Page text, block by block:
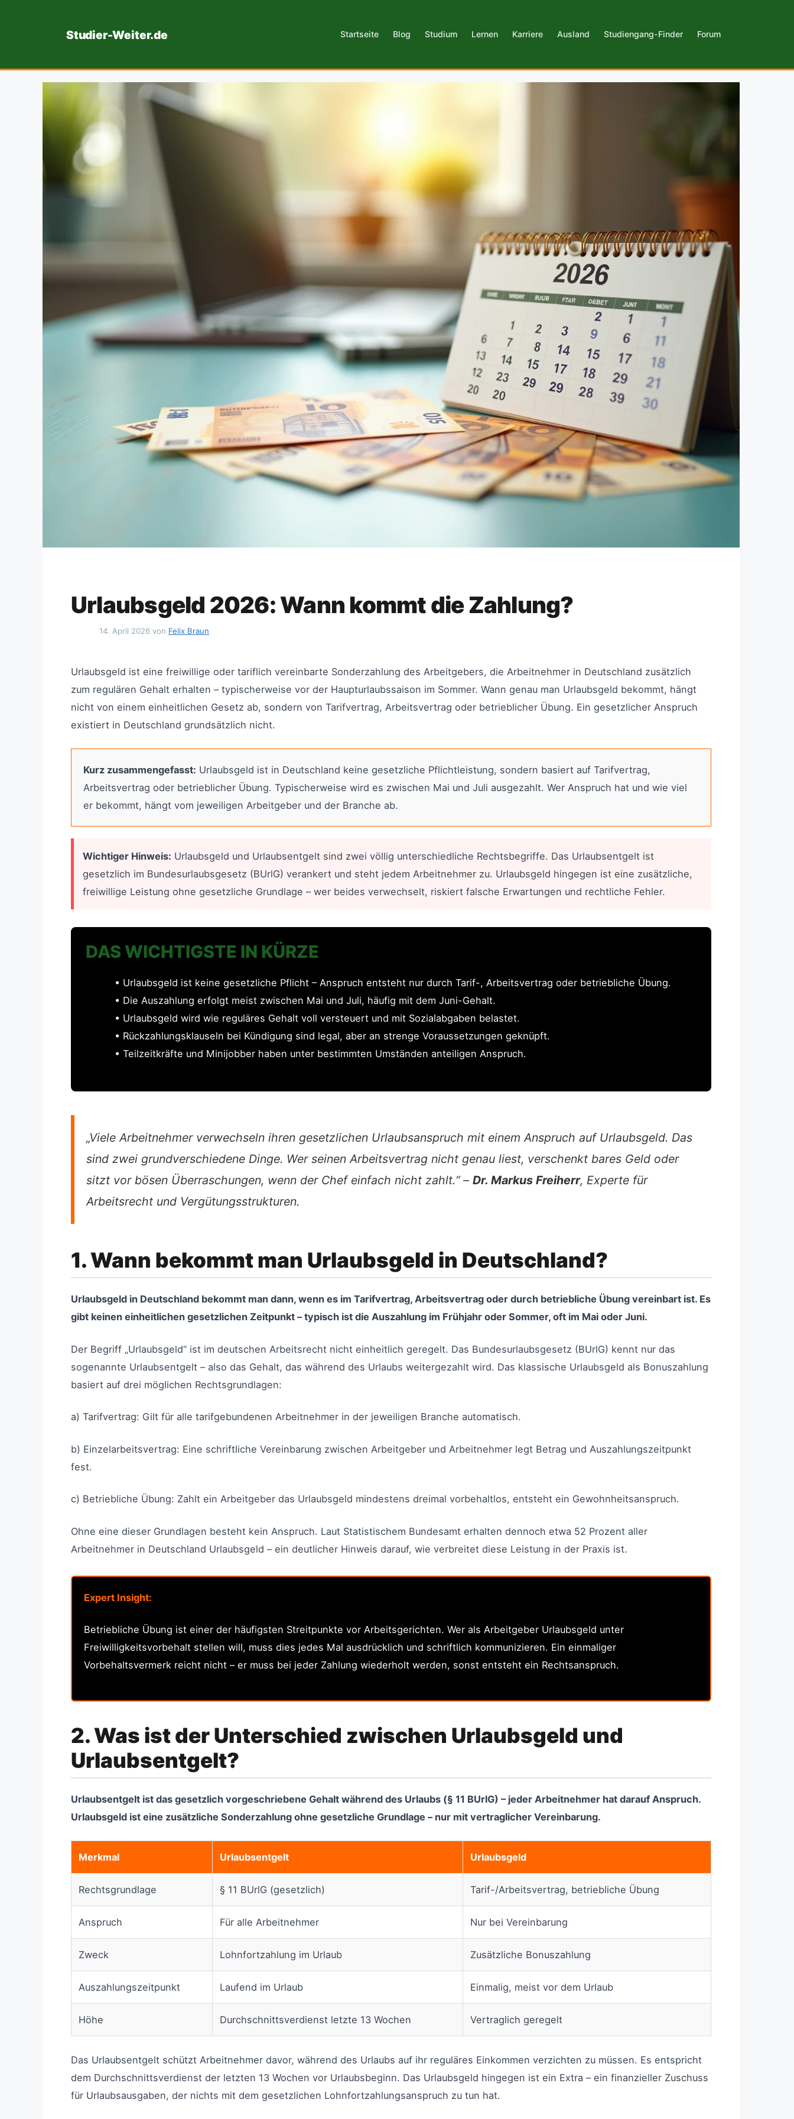
Studier-Weiter.de Startseite Blog Studium Lernen Karriere Ausland Studiengang-Finder Forum
Urlaubsgeld 2026: Wann kommt die Zahlung?
14. April 2026 von Felix Braun
Urlaubsgeld ist eine freiwillige oder tariflich vereinbarte Sonderzahlung des Arbeitgebers, die Arbeitnehmer in Deutschland zusätzlich
zum regulären Gehalt erhalten – typischerweise vor der Haupturlaubssaison im Sommer. Wann genau man Urlaubsgeld bekommt, hängt
nicht von einem einheitlichen Gesetz ab, sondern von Tarifvertrag, Arbeitsvertrag oder betrieblicher Übung. Ein gesetzlicher Anspruch
existiert in Deutschland grundsätzlich nicht.
Kurz zusammengefasst: Urlaubsgeld ist in Deutschland keine gesetzliche Pflichtleistung, sondern basiert auf Tarifvertrag,
Arbeitsvertrag oder betrieblicher Übung. Typischerweise wird es zwischen Mai und Juli ausgezahlt. Wer Anspruch hat und wie viel
er bekommt, hängt vom jeweiligen Arbeitgeber und der Branche ab.
Wichtiger Hinweis: Urlaubsgeld und Urlaubsentgelt sind zwei völlig unterschiedliche Rechtsbegriffe. Das Urlaubsentgelt ist
gesetzlich im Bundesurlaubsgesetz (BUrlG) verankert und steht jedem Arbeitnehmer zu. Urlaubsgeld hingegen ist eine zusätzliche,
freiwillige Leistung ohne gesetzliche Grundlage – wer beides verwechselt, riskiert falsche Erwartungen und rechtliche Fehler.
DAS WICHTIGSTE IN KÜRZE
• Urlaubsgeld ist keine gesetzliche Pflicht – Anspruch entsteht nur durch Tarif-, Arbeitsvertrag oder betriebliche Übung.
• Die Auszahlung erfolgt meist zwischen Mai und Juli, häufig mit dem Juni-Gehalt.
• Urlaubsgeld wird wie reguläres Gehalt voll versteuert und mit Sozialabgaben belastet.
• Rückzahlungsklauseln bei Kündigung sind legal, aber an strenge Voraussetzungen geknüpft.
• Teilzeitkräfte und Minijobber haben unter bestimmten Umständen anteiligen Anspruch.
„Viele Arbeitnehmer verwechseln ihren gesetzlichen Urlaubsanspruch mit einem Anspruch auf Urlaubsgeld. Das
sind zwei grundverschiedene Dinge. Wer seinen Arbeitsvertrag nicht genau liest, verschenkt bares Geld oder
sitzt vor bösen Überraschungen, wenn der Chef einfach nicht zahlt.“ – Dr. Markus Freiherr, Experte für
Arbeitsrecht und Vergütungsstrukturen.
1. Wann bekommt man Urlaubsgeld in Deutschland?
Urlaubsgeld in Deutschland bekommt man dann, wenn es im Tarifvertrag, Arbeitsvertrag oder durch betriebliche Übung vereinbart ist. Es
gibt keinen einheitlichen gesetzlichen Zeitpunkt – typisch ist die Auszahlung im Frühjahr oder Sommer, oft im Mai oder Juni.
Der Begriff „Urlaubsgeld“ ist im deutschen Arbeitsrecht nicht einheitlich geregelt. Das Bundesurlaubsgesetz (BUrlG) kennt nur das
sogenannte Urlaubsentgelt – also das Gehalt, das während des Urlaubs weitergezahlt wird. Das klassische Urlaubsgeld als Bonuszahlung
basiert auf drei möglichen Rechtsgrundlagen:
a) Tarifvertrag: Gilt für alle tarifgebundenen Arbeitnehmer in der jeweiligen Branche automatisch.
b) Einzelarbeitsvertrag: Eine schriftliche Vereinbarung zwischen Arbeitgeber und Arbeitnehmer legt Betrag und Auszahlungszeitpunkt
fest.
c) Betriebliche Übung: Zahlt ein Arbeitgeber das Urlaubsgeld mindestens dreimal vorbehaltlos, entsteht ein Gewohnheitsanspruch.
Ohne eine dieser Grundlagen besteht kein Anspruch. Laut Statistischem Bundesamt erhalten dennoch etwa 52 Prozent aller
Arbeitnehmer in Deutschland Urlaubsgeld – ein deutlicher Hinweis darauf, wie verbreitet diese Leistung in der Praxis ist.
Expert Insight:
Betriebliche Übung ist einer der häufigsten Streitpunkte vor Arbeitsgerichten. Wer als Arbeitgeber Urlaubsgeld unter
Freiwilligkeitsvorbehalt stellen will, muss dies jedes Mal ausdrücklich und schriftlich kommunizieren. Ein einmaliger
Vorbehaltsvermerk reicht nicht – er muss bei jeder Zahlung wiederholt werden, sonst entsteht ein Rechtsanspruch.
2. Was ist der Unterschied zwischen Urlaubsgeld und
Urlaubsentgelt?
Urlaubsentgelt ist das gesetzlich vorgeschriebene Gehalt während des Urlaubs (§ 11 BUrlG) – jeder Arbeitnehmer hat darauf Anspruch.
Urlaubsgeld ist eine zusätzliche Sonderzahlung ohne gesetzliche Grundlage – nur mit vertraglicher Vereinbarung.
Merkmal Urlaubsentgelt Urlaubsgeld
Rechtsgrundlage § 11 BUrlG (gesetzlich) Tarif-/Arbeitsvertrag, betriebliche Übung
Anspruch Für alle Arbeitnehmer Nur bei Vereinbarung
Zweck Lohnfortzahlung im Urlaub Zusätzliche Bonuszahlung
Auszahlungszeitpunkt Laufend im Urlaub Einmalig, meist vor dem Urlaub
Höhe Durchschnittsverdienst letzte 13 Wochen Vertraglich geregelt
Das Urlaubsentgelt schützt Arbeitnehmer davor, während des Urlaubs auf ihr reguläres Einkommen verzichten zu müssen. Es entspricht
dem Durchschnittsverdienst der letzten 13 Wochen vor Urlaubsbeginn. Das Urlaubsgeld hingegen ist ein Extra – ein finanzieller Zuschuss
für Urlaubsausgaben, der nichts mit dem gesetzlichen Lohnfortzahlungsanspruch zu tun hat.